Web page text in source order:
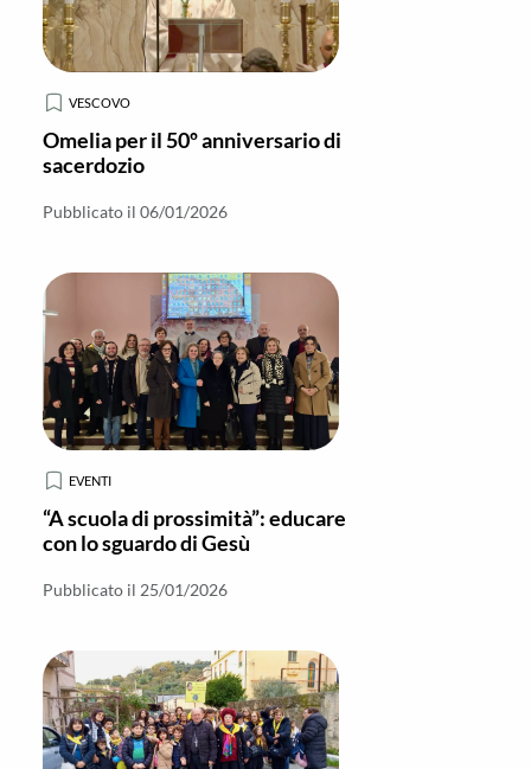
VESCOVO
Omelia per il 50º anniversario di
sacerdozio
Pubblicato il 06/01/2026
EVENTI
“A scuola di prossimità”: educare
con lo sguardo di Gesù
Pubblicato il 25/01/2026